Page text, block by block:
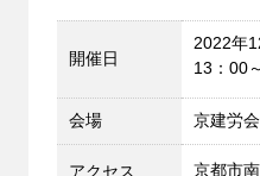
開催日
2022年
13：00
会場 京建労
アクセス 京都市